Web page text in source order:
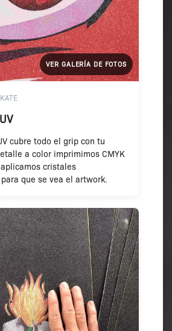
VER GALERÍA DE FOTOS
cubre todo el grip con tu
a color imprimimos CMYK
cristales
que se vea el artwork.